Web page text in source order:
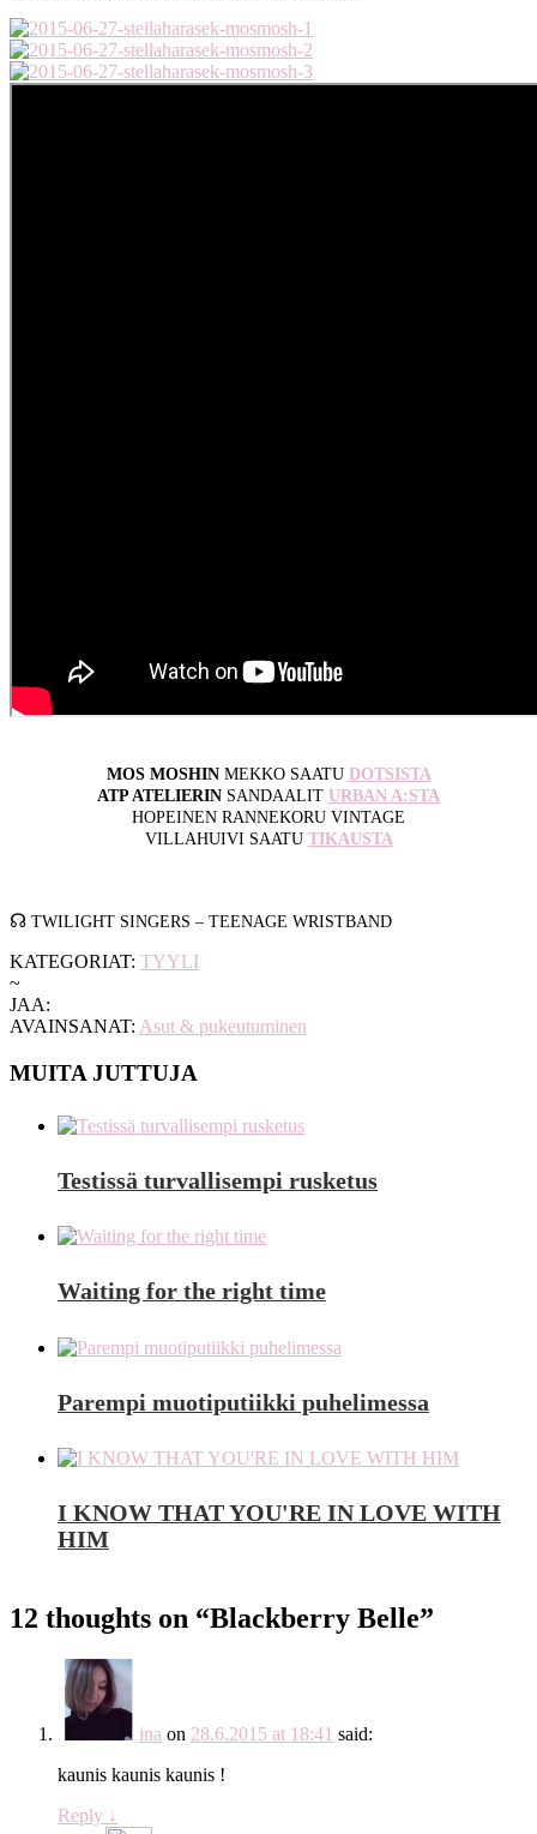
MOS MOSHINMEKKO SAATU DOTSISTA
ATP ATELIERIN SANDAALIT URBAN A:STA
HOPEINEN RANNEKORU VINTAGE
VILLAHUIVI SAATU TIKAUSTA
☊ TWILIGHT SINGERS – TEENAGE WRISTBAND
KATEGORIAT: TYYLI
~
JAA:
AVAINSANAT: Asut & pukeutuminen
MUITA JUTTUJA
Testissä turvallisempi rusketus
Waiting for the right time
Parempi muotiputiikki puhelimessa
I KNOW THAT YOU'RE IN LOVE WITH
HIM
12 thoughts on “Blackberry Belle”
ina on 28.6.2015 at 18:41 said:
kaunis kaunis kaunis !
Reply ↓